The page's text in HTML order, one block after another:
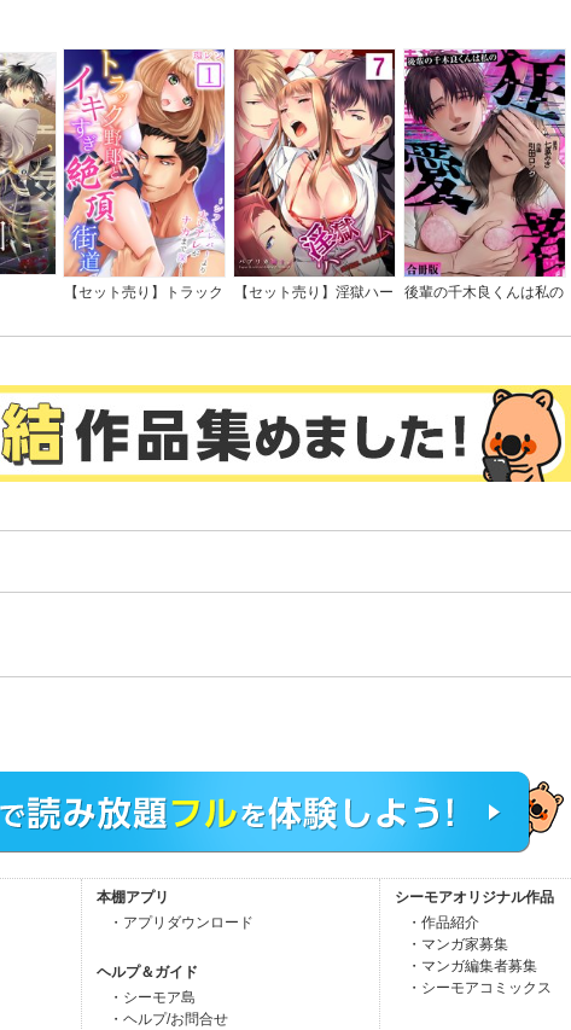
【セット売り】トラック
【セット売り】淫獄ハー
後輩の千木良くんは私の
本棚アプリ
・アプリダウンロード
ヘルプ＆ガイド
・シーモア島
・ヘルプ/お問合せ
シーモアオリジナル作品
・作品紹介
・マンガ家募集
・マンガ編集者募集
・シーモアコミックス